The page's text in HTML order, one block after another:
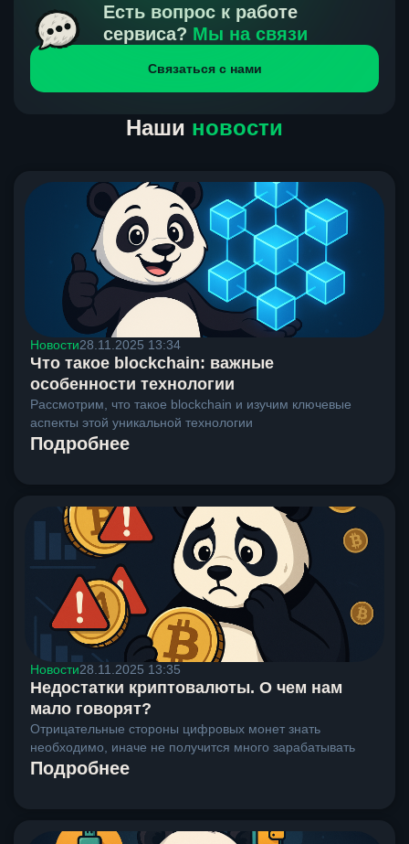
получения нами средств от тебя, а на другой части
направлений курс, указанный на сайте, является
окончательным. Если сомневаешься, напиши в онлайн-
чат на сайте, мы поможем разобраться.
Есть вопрос к работе
сервиса? Мы на связи
Связаться с нами
Наши новости
Новости28.11.2025 13:34
Что такое blockchain: важные
особенности технологии
Рассмотрим, что такое blockchain и изучим ключевые
аспекты этой уникальной технологии
Подробнее
Новости28.11.2025 13:35
Недостатки криптовалюты. О чем нам
мало говорят?
Отрицательные стороны цифровых монет знать
необходимо, иначе не получится много зарабатывать
Подробнее